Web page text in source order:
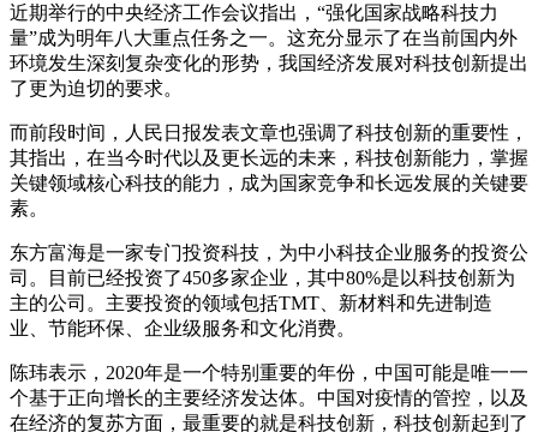
近期举行的中央经济工作会议指出，“强化国家战略科技力
量”成为明年八大重点任务之一。这充分显示了在当前国内外
环境发生深刻复杂变化的形势，我国经济发展对科技创新提出
了更为迫切的要求。
而前段时间，人民日报发表文章也强调了科技创新的重要性，
其指出，在当今时代以及更长远的未来，科技创新能力，掌握
关键领域核心科技的能力，成为国家竞争和长远发展的关键要
素。
东方富海是一家专门投资科技，为中小科技企业服务的投资公
司。目前已经投资了450多家企业，其中80%是以科技创新为
主的公司。主要投资的领域包括TMT、新材料和先进制造
业、节能环保、企业级服务和文化消费。
陈玮表示，2020年是一个特别重要的年份，中国可能是唯一一
个基于正向增长的主要经济发达体。中国对疫情的管控，以及
在经济的复苏方面，最重要的就是科技创新，科技创新起到了